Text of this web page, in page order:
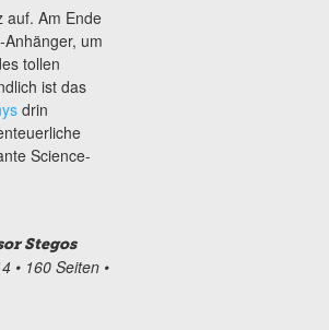
auf. Am Ende
um
tollen
ist das
drin
Science-
Stegos
• 160 Seiten •